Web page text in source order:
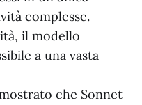
complesse.
il modello
a una vasta
che Sonnet